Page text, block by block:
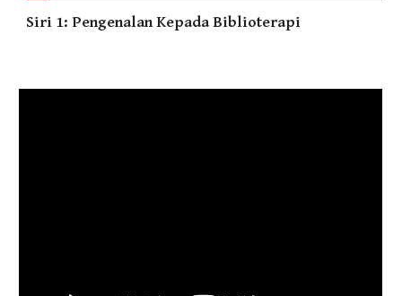
Siri 1: Pengenalan Kepada Biblioterapi